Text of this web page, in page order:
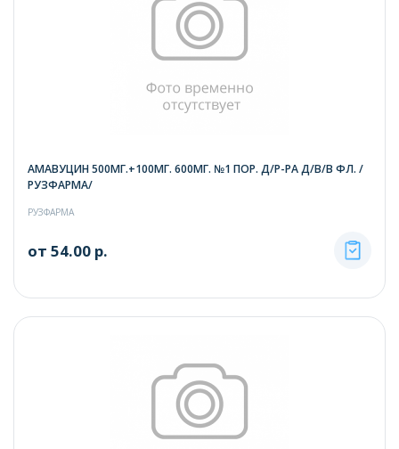
АМАВУЦИН 500МГ.+100МГ. 600МГ. №1 ПОР. Д/Р-РА Д/В/В ФЛ. /
РУЗФАРМА/
РУЗФАРМА
от 54.00 р.